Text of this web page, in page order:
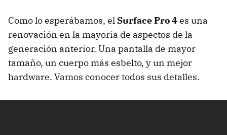
Como lo esperábamos, el Surface Pro 4es una
renovación en la mayoría de aspectos de la
generación anterior. Una pantalla de mayor
tamaño, un cuerpo más esbelto, y un mejor
hardware. Vamos conocer todos sus detalles.